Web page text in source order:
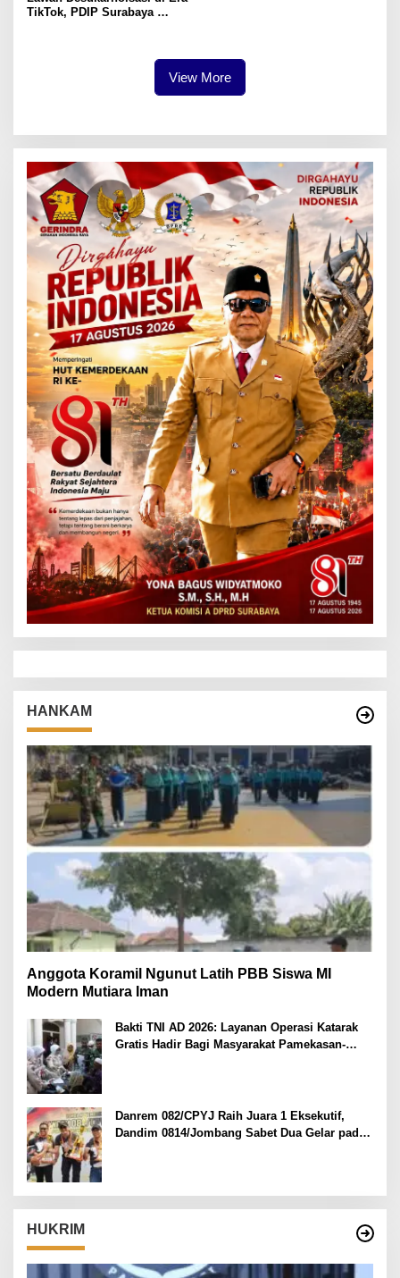
TikTok, PDIP Surabaya
View More
HANKAM
Anggota Koramil Ngunut Latih PBB Siswa MI
Modern Mutiara Iman
Bakti TNI AD 2026: Layanan Operasi Katarak
Gratis Hadir Bagi Masyarakat Pamekasan-
Danrem 082/CPYJ Raih Juara 1 Eksekutif,
Dandim 0814/Jombang Sabet Dua Gelar pada
HUKRIM